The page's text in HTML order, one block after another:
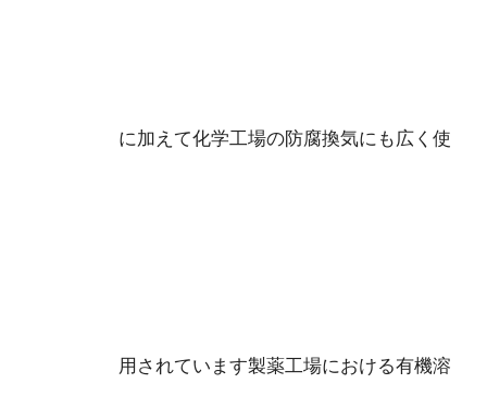
に加えて化学工場の防腐換気にも広く使
用されています製薬工場における有機溶